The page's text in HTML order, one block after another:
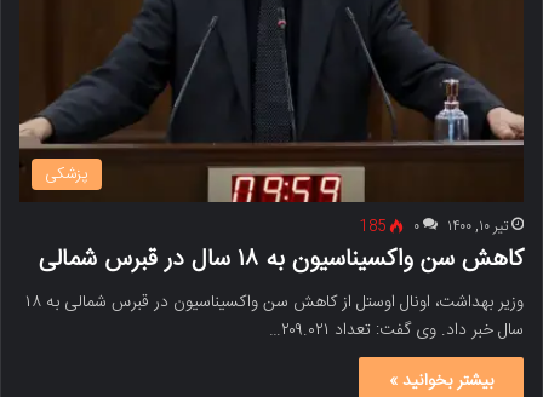
پزشکی
تیر ۱۰, ۱۴۰۰ ۰ 185
کاهش سن واکسیناسیون به ۱۸ سال در قبرس شمالی
وزیر بهداشت، اونال اوستل از کاهش سن واکسیناسیون در قبرس شمالی به ۱۸
سال خبر داد. وی گفت: تعداد ۲۰۹.۰۲۱…
بیشتر بخوانید »